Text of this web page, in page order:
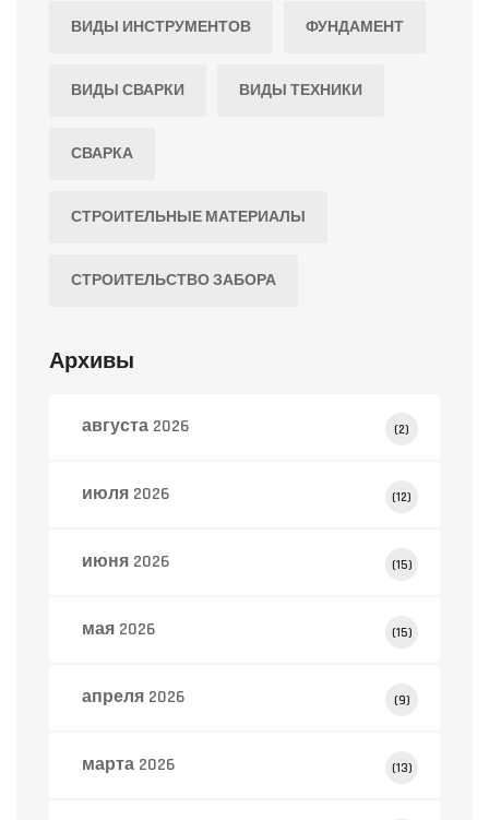
ВИДЫ ИНСТРУМЕНТОВ ФУНДАМЕНТ
ВИДЫ СВАРКИ ВИДЫ ТЕХНИКИ
СВАРКА
СТРОИТЕЛЬНЫЕ МАТЕРИАЛЫ
СТРОИТЕЛЬСТВО ЗАБОРА
Архивы
августа 2026 (2)
июля 2026 (12)
июня 2026 (15)
мая 2026 (15)
апреля 2026 (9)
марта 2026 (13)